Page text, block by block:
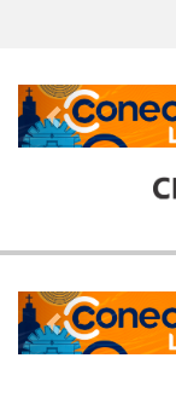
Previous
Previous